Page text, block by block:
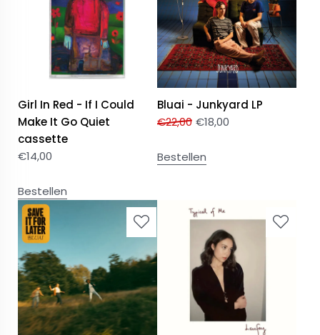
Girl In Red - If I Could
Make It Go Quiet
cassette
€14,00
Bestellen
Bluai - Junkyard LP
€22,00 €18,00
Bestellen